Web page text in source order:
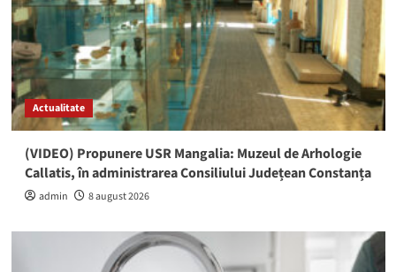
Actualitate
(VIDEO) Propunere USR Mangalia: Muzeul de Arhologie
Callatis, în administrarea Consiliului Județean Constanța
admin 8 august 2026